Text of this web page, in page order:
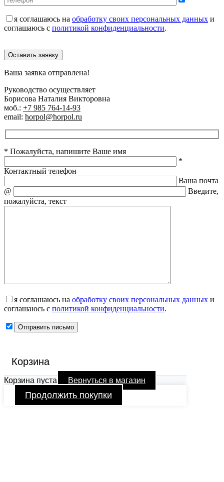
я соглашаюсь на обработку своих персональных данных и
соглашаюсь с политикой конфиденциальности.
Оставить заявку
Ваша заявка отправлена!
Руководство осуществляет
Борисова Наталия Викторовна
моб.: +7 985 764-14-93
email: horpol@horpol.ru
* Пожалуйста, напишите Ваше имя
*
Контактный телефон
Ваша почта
@
Введите,
пожалуйста, текст
я соглашаюсь на обработку своих персональных данных и
соглашаюсь с политикой конфиденциальности.
Корзина
Корзина пуста Вернуться в магазин
Продолжить покупки